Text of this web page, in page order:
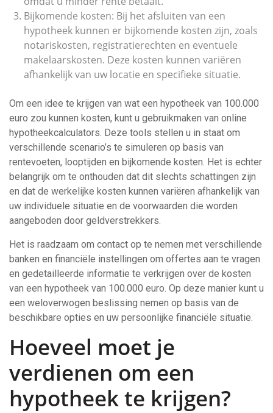
Bijkomende kosten: Bij het afsluiten van een
hypotheek kunnen er bijkomende kosten zijn, zoals
notariskosten, registratierechten en eventuele
makelaarskosten. Deze kosten kunnen variëren
afhankelijk van uw locatie en specifieke situatie.
Om een idee te krijgen van wat een hypotheek van 100.000
euro zou kunnen kosten, kunt u gebruikmaken van online
hypotheekcalculators. Deze tools stellen u in staat om
verschillende scenario’s te simuleren op basis van
rentevoeten, looptijden en bijkomende kosten. Het is echter
belangrijk om te onthouden dat dit slechts schattingen zijn
en dat de werkelijke kosten kunnen variëren afhankelijk van
uw individuele situatie en de voorwaarden die worden
aangeboden door geldverstrekkers.
Het is raadzaam om contact op te nemen met verschillende
banken en financiële instellingen om offertes aan te vragen
en gedetailleerde informatie te verkrijgen over de kosten
van een hypotheek van 100.000 euro. Op deze manier kunt u
een weloverwogen beslissing nemen op basis van de
beschikbare opties en uw persoonlijke financiële situatie.
Hoeveel moet je
verdienen om een
hypotheek te krijgen?